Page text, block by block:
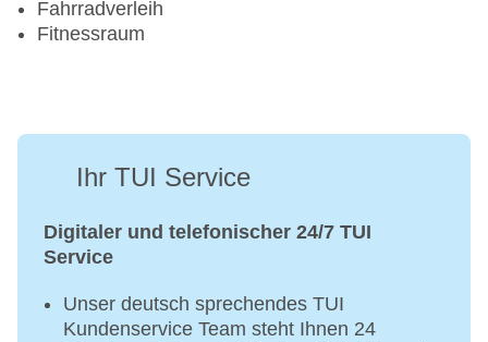
Fahrradverleih
Fitnessraum
Ihr TUI Service
Digitaler und telefonischer 24/7 TUI
Service
Unser deutsch sprechendes TUI
Kundenservice Team steht Ihnen 24